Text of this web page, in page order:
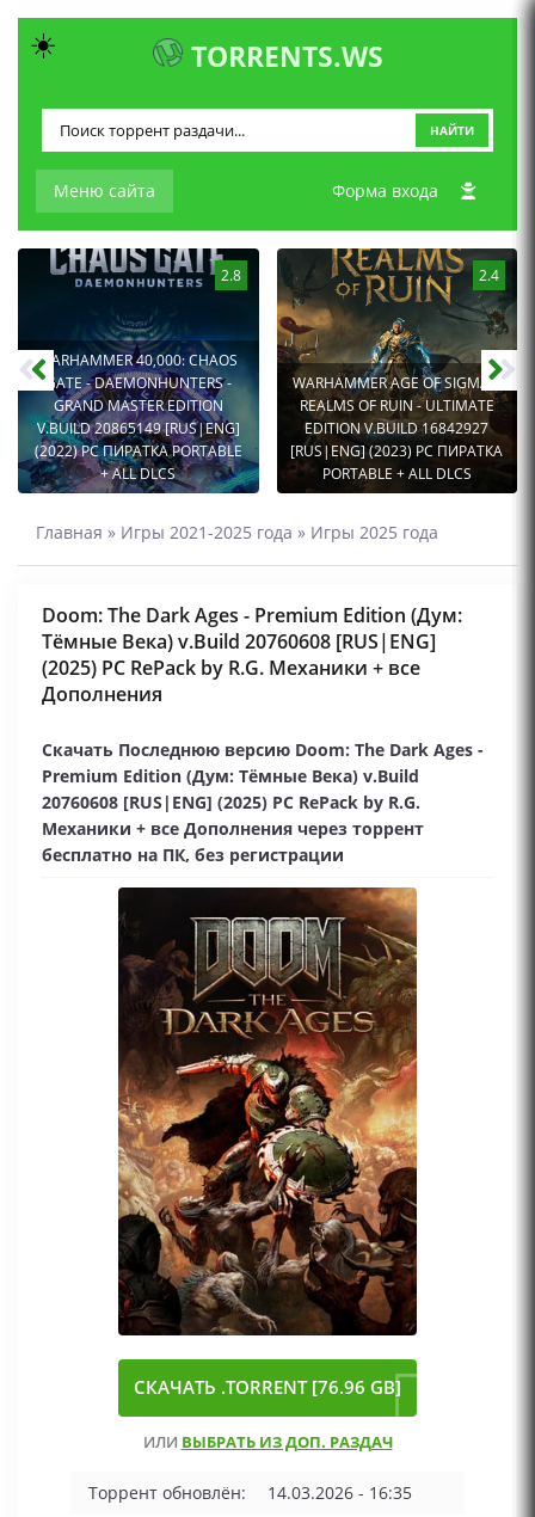
TORRENTS.WS
Меню сайта
НАЙТИ
Форма входа
2.8
WARHAMMER 40,000: CHAOS
GATE - DAEMONHUNTERS -
GRAND MASTER EDITION
V.BUILD 20865149 [RUS|ENG]
(2022) PC ПИРАТКА PORTABLE
+ ALL DLCS
2.4
WARHAMMER AGE OF SIGMAR:
REALMS OF RUIN - ULTIMATE
EDITION V.BUILD 16842927
[RUS|ENG] (2023) PC ПИРАТКА
PORTABLE + ALL DLCS
Главная » Игры 2021-2025 года » Игры 2025 года
Doom: The Dark Ages - Premium Edition (Дум:
Тёмные Века) v.Build 20760608 [RUS|ENG]
(2025) PC RePack by R.G. Механики + все
Дополнения
Скачать Последнюю версию Doom: The Dark Ages -
Premium Edition (Дум: Тёмные Века) v.Build
20760608 [RUS|ENG] (2025) PC RePack by R.G.
Механики + все Дополнения через торрент
бесплатно на ПК, без регистрации
СКАЧАТЬ .TORRENT [76.96 GB]
ИЛИ ВЫБРАТЬ ИЗ ДОП. РАЗДАЧ
Торрент обновлён:
14.03.2026 - 16:35
☀️